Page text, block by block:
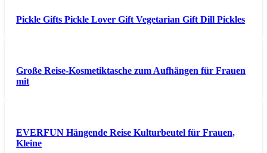
Pickle Gifts Pickle Lover Gift Vegetarian Gift Dill Pickles
Große Reise-Kosmetiktasche zum Aufhängen für Frauen
mit
EVERFUN Hängende Reise Kulturbeutel für Frauen,
Kleine